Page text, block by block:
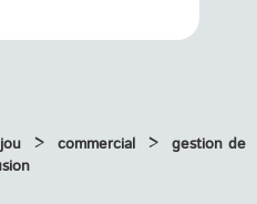
> commercial >
gestion de